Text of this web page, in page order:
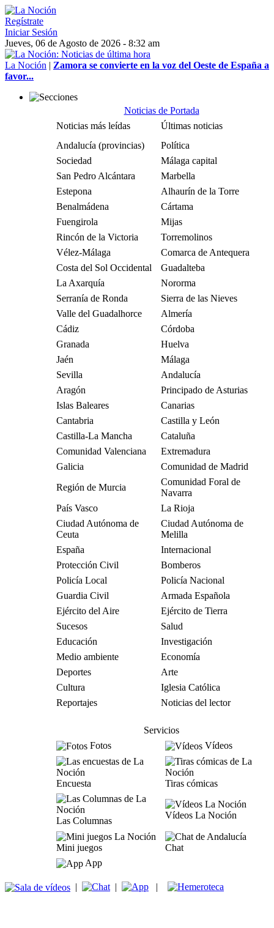
Regístrate
Iniciar Sesión
Jueves, 06 de Agosto de 2026 - 8:32 am
La Noción | Zamora se convierte en la voz del Oeste de España a
favor...
Noticias de Portada
Noticias más leídas
Últimas noticias
Andalucía (provincias)
Política
Sociedad
Málaga capital
San Pedro Alcántara
Marbella
Estepona
Alhaurín de la Torre
Benalmádena
Cártama
Fuengirola
Mijas
Rincón de la Victoria
Torremolinos
Vélez-Málaga
Comarca de Antequera
Costa del Sol Occidental
Guadalteba
La Axarquía
Nororma
Serranía de Ronda
Sierra de las Nieves
Valle del Guadalhorce
Almería
Cádiz
Córdoba
Granada
Huelva
Jaén
Málaga
Sevilla
Andalucía
Aragón
Principado de Asturias
Islas Baleares
Canarias
Cantabria
Castilla y León
Castilla-La Mancha
Cataluña
Comunidad Valenciana
Extremadura
Galicia
Comunidad de Madrid
Región de Murcia
Comunidad Foral de
Navarra
País Vasco
La Rioja
Ciudad Autónoma de
Ceuta
Ciudad Autónoma de
Melilla
España
Internacional
Protección Civil
Bomberos
Policía Local
Policía Nacional
Guardia Civil
Armada Española
Ejército del Aire
Ejército de Tierra
Sucesos
Salud
Educación
Investigación
Medio ambiente
Economía
Deportes
Arte
Cultura
Iglesia Católica
Reportajes
Noticias del lector
Servicios
Fotos
Vídeos
Encuesta Tiras cómicas
Las Columnas
Vídeos La Noción
Mini juegos
Chat
App
| | |